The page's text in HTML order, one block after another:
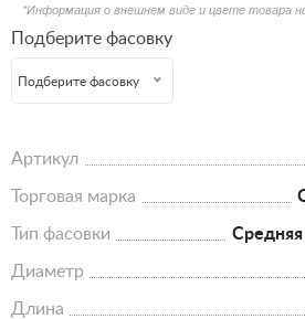
*Информация о внешнем виде и цвете товара
Подберите фасовку
Подберите фасовку
Артикул
Торговая марка
Тип фасовки
Диаметр
Длина